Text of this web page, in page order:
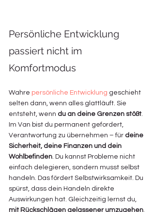
Persönliche Entwicklung
passiert nicht im
Komfortmodus
Wahre persönliche Entwicklung geschieht
selten dann, wenn alles glattläuft. Sie
entsteht, wenn du an deine Grenzen stößt.
Im Van bist du permanent gefordert,
Verantwortung zu übernehmen – für deine
Sicherheit, deine Finanzen und dein
Wohlbefinden. Du kannst Probleme nicht
einfach delegieren, sondern musst selbst
handeln. Das fördert Selbstwirksamkeit. Du
spürst, dass dein Handeln direkte
Auswirkungen hat. Gleichzeitig lernst du,
mit Rückschlägen gelassener umzugehen.